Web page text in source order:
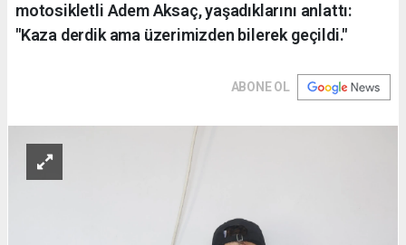
motosikletli Adem Aksaç, yaşadıklarını anlattı:
"Kaza derdik ama üzerimizden bilerek geçildi."
ABONE OL